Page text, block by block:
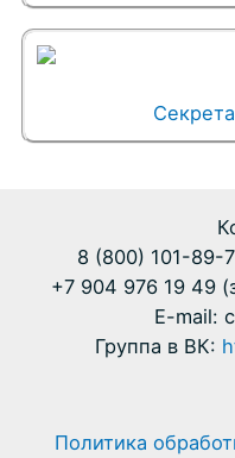
8 (800) 101-89-
+7 904 976 19 49
E-mail:
Группа в ВК:
Политика